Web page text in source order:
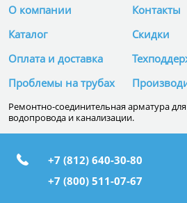
О компании
Каталог
Оплата и доставка
Скидки
Проблемы на трубах
Контакты
Ремонтно-соединительная арматура
водопровода и канализации.
+7 (812) 640-30-80
+7 (800) 511-07-67